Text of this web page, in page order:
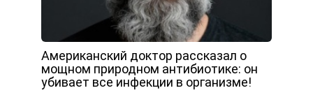
Американский доктор рассказал о
мощном природном антибиотике: он
убивает все инфекции в организме!